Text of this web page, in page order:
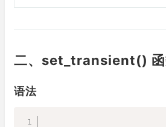
二、set_transient() 函
语法